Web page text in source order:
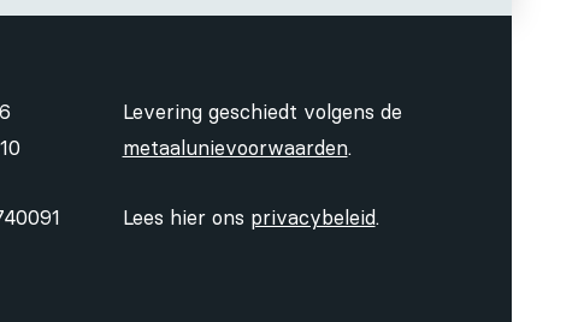
Levering geschiedt volgens de
metaalunievoorwaarden.
Lees hier ons privacybeleid.